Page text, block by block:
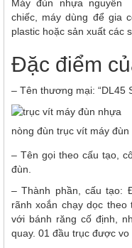
Máy đùn nhựa nguyên
chiếc, máy dùng để gia
plastic hoặc sản xuất các
Đặc điểm
– Tên thương mại: “DL45
nòng đùn trục vít máy
– Tên gọi theo cấu tạo,
đùn.
– Thành phần, cấu tạo:
rãnh xoắn chạy dọc
với bánh răng cố định,
quay. 01 đầu trục được